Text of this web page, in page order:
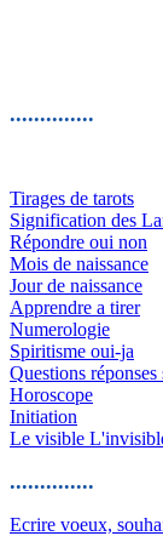
..............
Tirages de tarots
Signification des
Répondre oui non
Mois de naissance
Jour de naissance
Apprendre a tirer
Numerologie
Spiritisme oui-ja
Questions
Horoscope
Initiation
Le visible
..............
Ecrire voeux,